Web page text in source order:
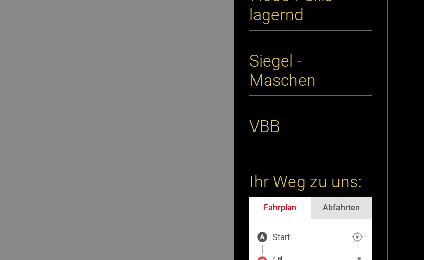
lagernd
Siegel -
Maschen
VBB
Ihr Weg zu uns:
Fahrplan Abfahrten
Start
Ziel